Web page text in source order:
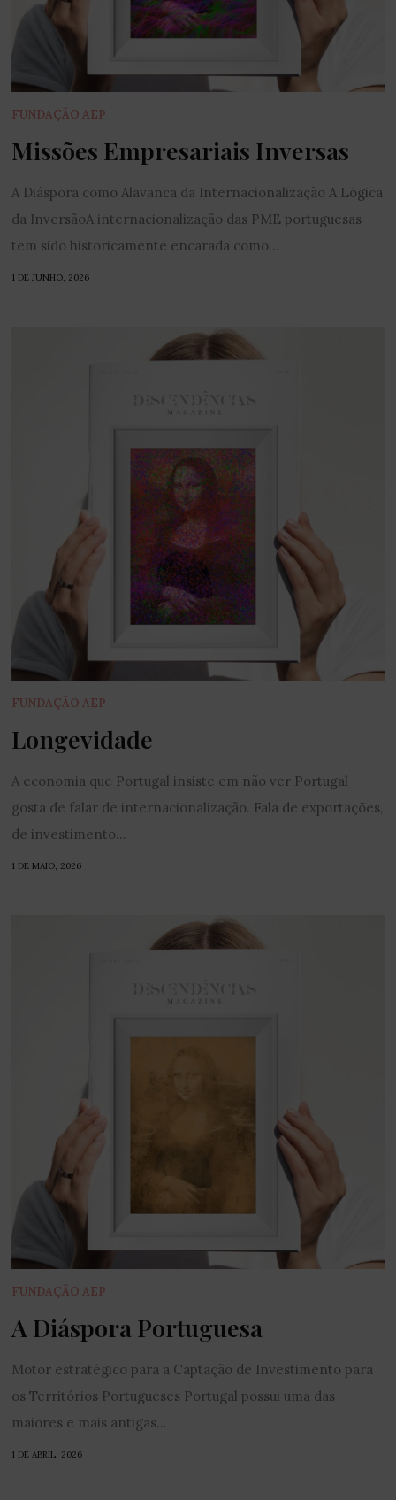
FUNDAÇÃO AEP
Missões Empresariais Inversas
A Diáspora como Alavanca da Internacionalização A Lógica
da InversãoA internacionalização das PME portuguesas
tem sido historicamente encarada como...
1 DE JUNHO, 2026
FUNDAÇÃO AEP
Longevidade
A economia que Portugal insiste em não ver Portugal
gosta de falar de internacionalização. Fala de exportações,
de investimento...
1 DE MAIO, 2026
FUNDAÇÃO AEP
A Diáspora Portuguesa
Motor estratégico para a Captação de Investimento para
os Territórios Portugueses Portugal possui uma das
maiores e mais antigas...
1 DE ABRIL, 2026